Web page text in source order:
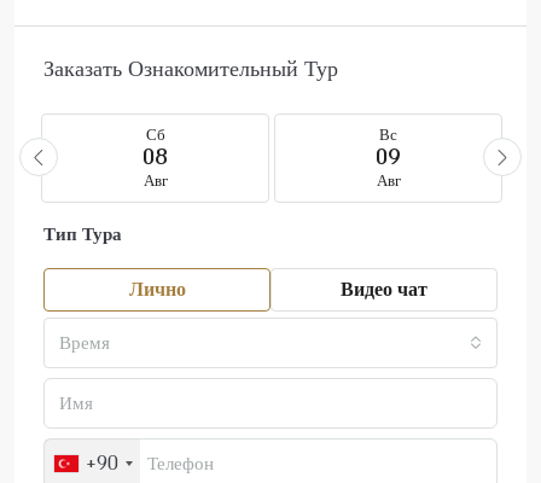
Заказать Ознакомительный Тур
Сб
08
Авг
Вс
09
Авг
Тип Тура
Лично Видео чат
Время
+90